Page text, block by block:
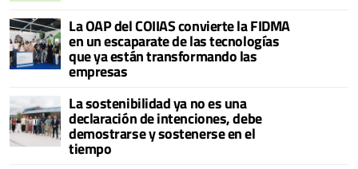
La OAP del COIIAS convierte la FIDMA
en un escaparate de las tecnologías
que ya están transformando las
empresas
La sostenibilidad ya no es una
declaración de intenciones, debe
demostrarse y sostenerse en el
tiempo